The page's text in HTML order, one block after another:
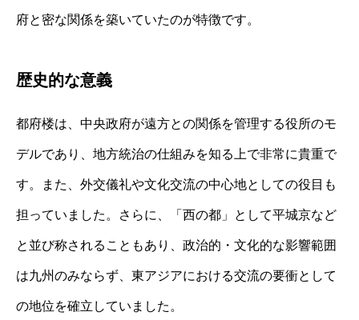
府と密な関係を築いていたのが特徴です。
歴史的な意義
都府楼は、中央政府が遠方との関係を管理する役所のモ
デルであり、地方統治の仕組みを知る上で非常に貴重で
す。また、外交儀礼や文化交流の中心地としての役目も
担っていました。さらに、「西の都」として平城京など
と並び称されることもあり、政治的・文化的な影響範囲
は九州のみならず、東アジアにおける交流の要衝として
の地位を確立していました。